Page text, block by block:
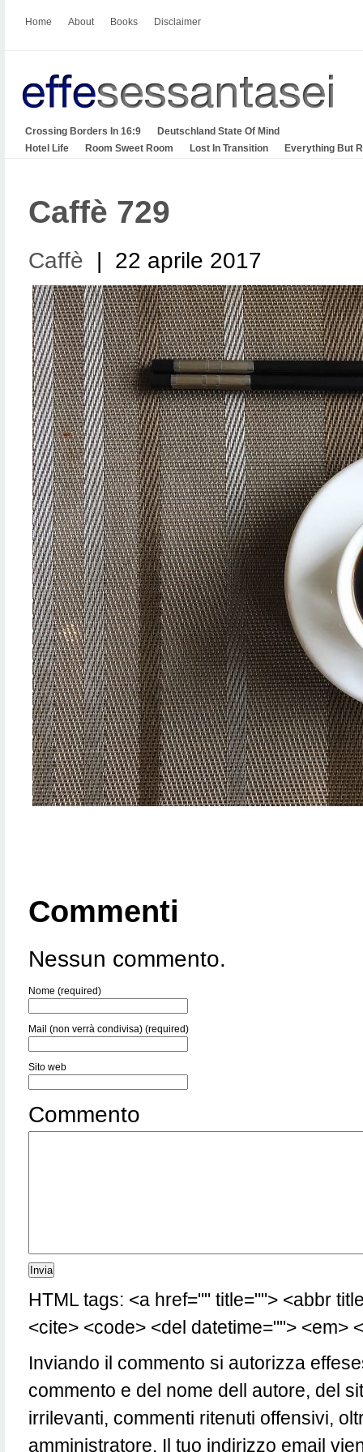
Home About Books Disclaimer
Crossing Borders In 16:9
Deutschland State Of Mind
Hotel Life
Room Sweet Room Lost In Transition Everything But
Caffè 729
Caffè | 22 aprile 2017
Commenti
Nessun commento.
Nome (required)
Mail (non verrà condivisa) (required)
Sito web
Commento
HTML tags: <a href="" title=""> <abbr
<cite> <code> <del datetime=""> <em>
Inviando il commento si autorizza
commento e del nome dell autore, del
irrilevanti, commenti ritenuti offensivi,
amministratore. Il tuo indirizzo email